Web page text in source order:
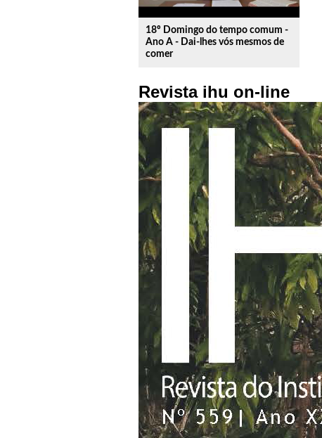
18º Domingo do tempo comum -
Ano A - Dai-lhes vós mesmos de
comer
Revista ihu on-line